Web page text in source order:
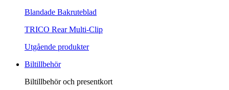
Blandade Bakruteblad
TRICO Rear Multi-Clip
Utgående produkter
Biltillbehör
Biltillbehör och presentkort